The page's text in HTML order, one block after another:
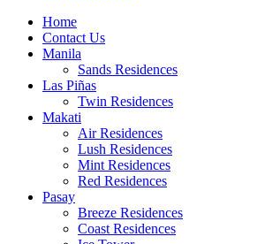
Home
Contact Us
Manila
Sands Residences
Las Piñas
Twin Residences
Makati
Air Residences
Lush Residences
Mint Residences
Red Residences
Pasay
Breeze Residences
Coast Residences